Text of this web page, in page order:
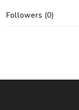
Followers (0)